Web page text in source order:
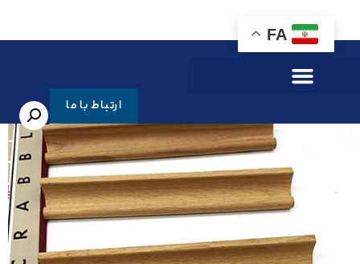
ارتباط با ما
فروشگاه
FA